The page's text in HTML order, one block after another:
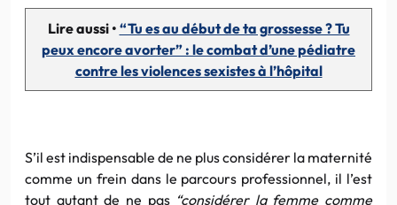
Lire aussi • “Tu es au début de ta grossesse ? Tu
peux encore avorter” : le combat d’une pédiatre
contre les violences sexistes à l’hôpital
S’il est indispensable de ne plus considérer la maternité
comme un frein dans le parcours professionnel, il l’est
tout autant de ne pas “considérer la femme comme